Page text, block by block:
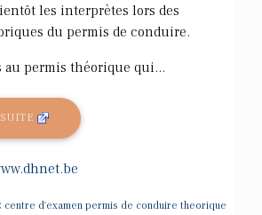
les interprètes lors des
du permis de conduire.
au permis théorique qui...
centre d'examen permis de conduire theorique